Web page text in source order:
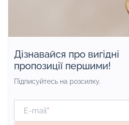
Дізнавайся про вигідні
пропозиції першими!
Підписуйтесь на розсилку.
E-mail*